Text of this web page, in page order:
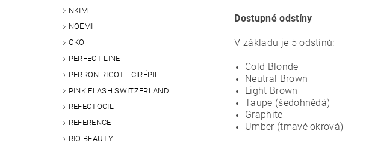
NKIM
NOEMI
OKO
PERFECT LINE
PERRON RIGOT - CIRÉPIL
PINK FLASH SWITZERLAND
REFECTOCIL
REFERENCE
RIO BEAUTY
Dostupné odstíny
V základu je 5 odstínů:
Cold Blonde
Neutral Brown
Light Brown
Taupe (šedohnědá)
Graphite
Umber (tmavě okrová)